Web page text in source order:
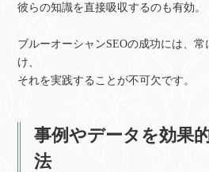
彼らの知識を直接吸収するのも有効。
ブルーオーシャンSEOの成功には、
け、
それを実践することが不可欠です。
事例やデータを効果
法